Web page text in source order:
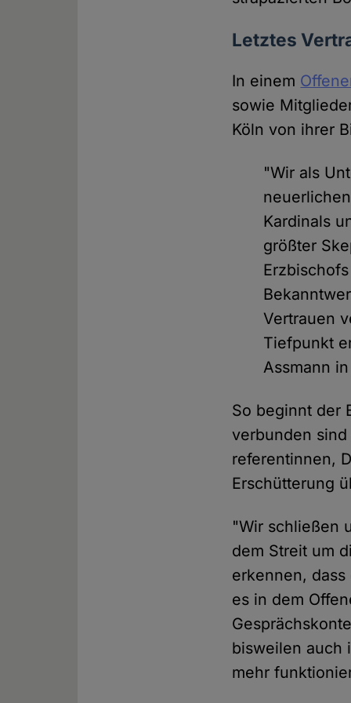
Letztes
In einem
sowie
Köln von ihrer
"Wir als
Kardinals
größter
Vertrauen
Tiefpunkt
Assmann
So beginnt der
verbunden
referentinnen,
Erschütterung
"Wir schließen
dem Streit um
erkennen,
es in dem
bisweilen auch
mehr